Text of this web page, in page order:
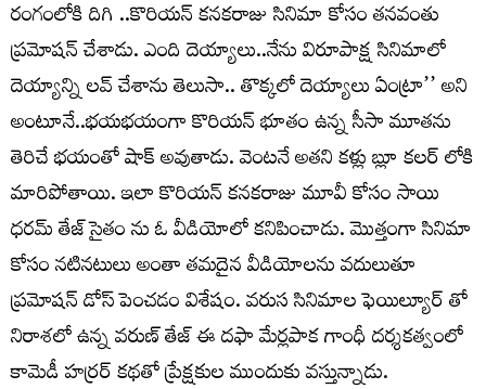
రంగంలోకి దిగి ..కొరియన్ కనకరాజు సినిమా కోసం తనవంతు
ప్రమోషన్ చేశాడు. ఎంది దెయ్యాలు..నేను విరూపాక్ష సినిమాలో
దెయ్యాన్ని లవ్ చేశాను తెలుసా.. తొక్కలో దెయ్యాలు ఏంట్రా’’ అని
అంటూనే..భయభయంగా కొరియన్ భూతం ఉన్న సీసా మూతను
తెరిచే భయంతో షాక్ అవుతాడు. వెంటనే అతని కళ్లు బ్లూ కలర్ లోకి
మారిపోతాయి. ఇలా కొరియన్ కనకరాజు మూవీ కోసం సాయి
ధరమ్ తేజ్ సైతం ను ఓ వీడియోలో కనిపించాడు. మొత్తంగా సినిమా
కోసం నటినటులు అంతా తమదైన వీడియోలను వదులుతూ
ప్రమోషన్ డోస్ పెంచడం విశేషం. వరుస సినిమాల ఫెయిల్యూర్ తో
నిరాశలో ఉన్న వరుణ్ తేజ్ ఈ దఫా మేర్లపాక గాంధీ దర్శకత్వంలో
కామెడీ హర్రర్ కథతో ప్రేక్షకుల ముందుకు వస్తున్నాడు.